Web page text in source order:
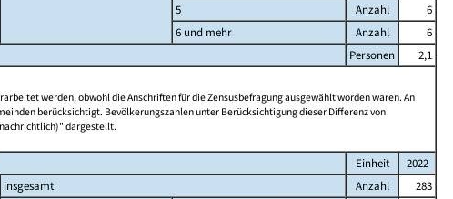
5
Anzahl
6
6 und mehr
Anzahl
6
Personen
2,1
werden, obwohl die Anschriften für die Zensusbefragung ausgewählt worden waren. An
berücksichtigt. Bevölkerungszahlen unter Berücksichtigung dieser Differenz von
dargestellt.
Einheit
2022
insgesamt Anzahl
283